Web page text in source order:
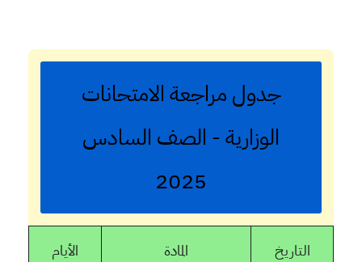
جدول مراجعة الامتحانات
الوزارية - الصف السادس
2025
التاريخ المادة الأيام